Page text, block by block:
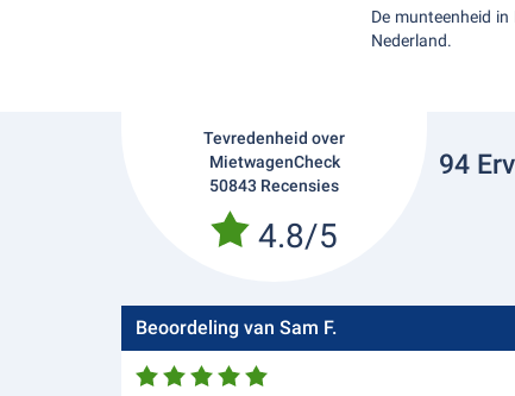
De munteenheid
Nederland.
Tevredenheid over
MietwagenCheck
50843 Recensies
4.8/5
94
Beoordeling van Sam F.